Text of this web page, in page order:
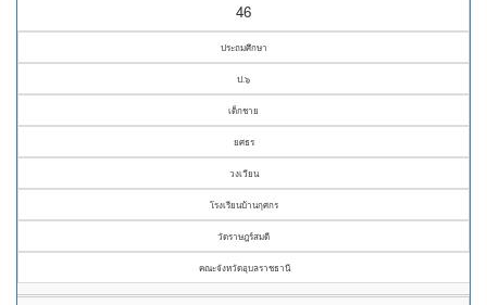
46
ประถมศึกษา
ป.๖
เด็กชาย
ยศธร
วงเวียน
โรงเรียนบ้านกุศกร
วัดราษฎร์สมดี
คณะจังหวัดอุบลราชธานี